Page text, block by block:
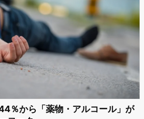
％から「薬物・アルコール」が